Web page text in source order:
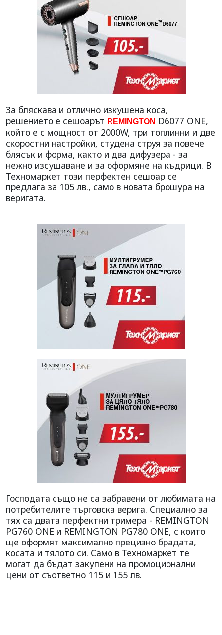
За бляскава и отлично изкушена коса,
решението е сешоарът REMINGTON D6077 ONE,
който е с мощност от 2000W, три топлинни и две
скоростни настройки, студена струя за повече
блясък и форма, както и два дифузера - за
нежно изсушаване и за оформяне на къдрици. В
Техномаркет този перфектен сешоар се
предлага за 105 лв., само в новата брошура на
веригата.
Господата също не са забравени от любимата на
потребителите търговска верига. Специално за
тях са двата перфектни тримера - REMINGTON
PG760 ONE и REMINGTON PG780 ONE, с които
ще оформят максимално прецизно брадата,
косата и тялото си. Само в Техномаркет те
могат да бъдат закупени на промоционални
цени от съответно 115 и 155 лв.